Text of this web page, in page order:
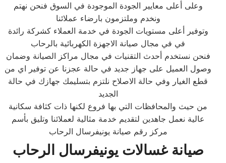
وعلى أعلى معايير الجودة الموجودة في السوق فنحن نهتم
ونخدم وملتزمون بارضاء عملائنا
وتوفير أعلى مستويات الجودة في خدمة العملاء كشركة رائدة
في في مجال صيانة الاجهزة الكهربائية بالرحاب
فنحن نستخدم أحدث التقنيات في مجال مراكز الصيانة وضمان
وصول العميل على جهاز جديد في حالة عجزنا عن توفير اي من
قطع الغيار وفي حالة الاصلاح نلتزم بتسليمك جهازك في حالة
الجديد
من حيث والمحافظات التي بها فروع لكنها ذات كثافة سكانية
عالية نعمل جاهدين لتقديم خدمة مثالية لعملائنا وتليق بأسم
مركز رقم صيانة يونيفرسال الرحاب
صيانة غسالات يونيفرسال الرحاب